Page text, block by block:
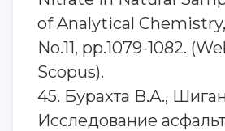
of Analytical Chemistry,
No.11, pp.1079-1082.
Scopus).
45. Бурахта В.А.,
Исследование